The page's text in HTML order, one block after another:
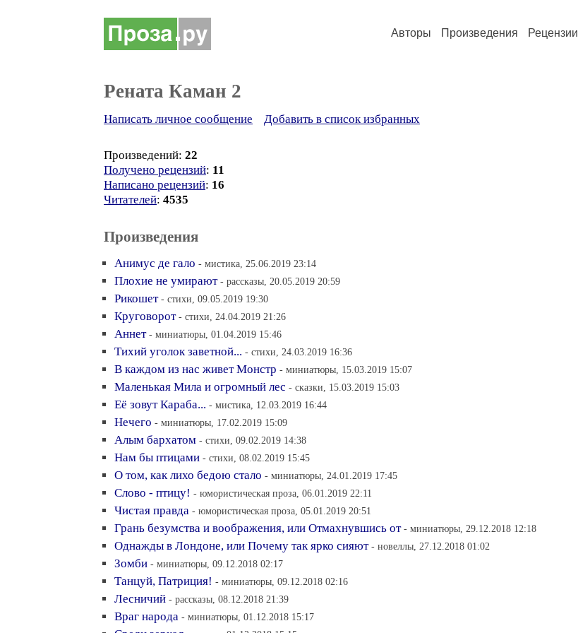
Авторы Произведения Рецензии
Рената Каман 2
Написать личное сообщение Добавить в список избранных
Произведений: 22
Получено рецензий: 11
Написано рецензий: 16
Читателей: 4535
Произведения
Анимус де гало - мистика, 25.06.2019 23:14
Плохие не умирают - рассказы, 20.05.2019 20:59
Рикошет - стихи, 09.05.2019 19:30
Круговорот - стихи, 24.04.2019 21:26
Аннет - миниатюры, 01.04.2019 15:46
Тихий уголок заветной... - стихи, 24.03.2019 16:36
В каждом из нас живет Монстр - миниатюры, 15.03.2019 15:07
Маленькая Мила и огромный лес - сказки, 15.03.2019 15:03
Её зовут Караба... - мистика, 12.03.2019 16:44
Нечего - миниатюры, 17.02.2019 15:09
Алым бархатом - стихи, 09.02.2019 14:38
Нам бы птицами - стихи, 08.02.2019 15:45
О том, как лихо бедою стало - миниатюры, 24.01.2019 17:45
Слово - птицу! - юмористическая проза, 06.01.2019 22:11
Чистая правда - юмористическая проза, 05.01.2019 20:51
Грань безумства и воображения, или Отмахнувшись от - миниатюры, 29.12.2018 12:18
Однажды в Лондоне, или Почему так ярко сияют - новеллы, 27.12.2018 01:02
Зомби - миниатюры, 09.12.2018 02:17
Танцуй, Патриция! - миниатюры, 09.12.2018 02:16
Лесничий - рассказы, 08.12.2018 21:39
Враг народа - миниатюры, 01.12.2018 15:17